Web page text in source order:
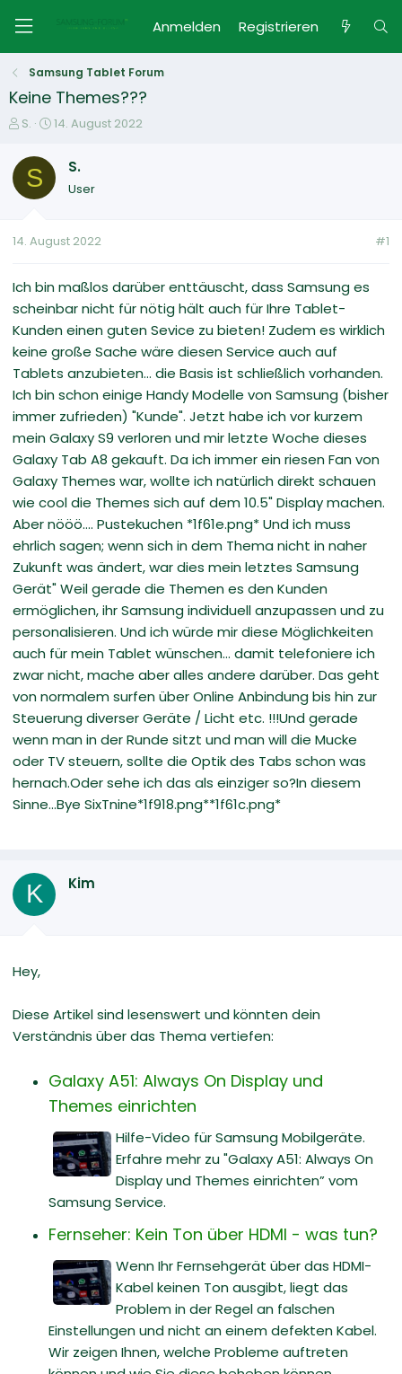
Anmelden Registrieren
Samsung Tablet Forum
Keine Themes???
E
s
e
e
S.
E
t
t
m
14. August 2022
S S.
User
14. August 2022 #1
Ich bin maßlos darüber enttäuscht, dass Samsung es
scheinbar nicht für nötig hält auch für Ihre Tablet-
Kunden einen guten Sevice zu bieten! Zudem es wirklich
keine große Sache wäre diesen Service auch auf
Tablets anzubieten... die Basis ist schließlich vorhanden.
Ich bin schon einige Handy Modelle von Samsung (bisher
immer zufrieden) "Kunde". Jetzt habe ich vor kurzem
mein Galaxy S9 verloren und mir letzte Woche dieses
Galaxy Tab A8 gekauft. Da ich immer ein riesen Fan von
Galaxy Themes war, wollte ich natürlich direkt schauen
wie cool die Themes sich auf dem 10.5" Display machen.
Aber nööö.... Pustekuchen *1f61e.png* Und ich muss
ehrlich sagen; wenn sich in dem Thema nicht in naher
Zukunft was ändert, war dies mein letztes Samsung
Gerät" Weil gerade die Themen es den Kunden
ermöglichen, ihr Samsung individuell anzupassen und zu
personalisieren. Und ich würde mir diese Möglichkeiten
auch für mein Tablet wünschen... damit telefoniere ich
zwar nicht, mache aber alles andere darüber. Das geht
von normalem surfen über Online Anbindung bis hin zur
Steuerung diverser Geräte / Licht etc. !!!Und gerade
wenn man in der Runde sitzt und man will die Mucke
oder TV steuern, sollte die Optik des Tabs schon was
hernach.Oder sehe ich das als einziger so?In diesem
Sinne...Bye SixTnine*1f918.png**1f61c.png*
K Kim
Hey,
Diese Artikel sind lesenswert und könnten dein
Verständnis über das Thema vertiefen:
Galaxy A51: Always On Display und
Themes einrichten
Hilfe-Video für Samsung Mobilgeräte.
Erfahre mehr zu "Galaxy A51: Always On
Display und Themes einrichten” vom
Samsung Service.
Fernseher: Kein Ton über HDMI - was tun?
Wenn Ihr Fernsehgerät über das HDMI-
Kabel keinen Ton ausgibt, liegt das
Problem in der Regel an falschen
Einstellungen und nicht an einem defekten Kabel.
Wir zeigen Ihnen, welche Probleme auftreten